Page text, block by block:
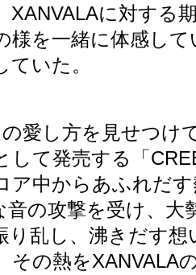
XANVALAに対する
様を一緒に体感し
いた。
の愛し方を見せつけ
して発売する「
ア中からあふれだ
音の攻撃を受け、大
り乱し、沸きだす想
その熱をXANVALA